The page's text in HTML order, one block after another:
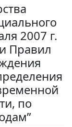
2007 г.
Правил
по